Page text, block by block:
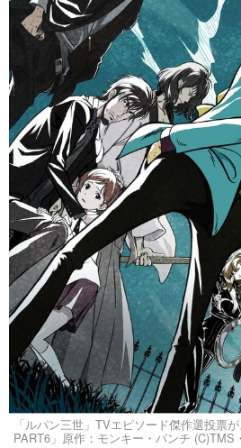
「ルパン三世」TVエピソード傑作選投票
PART6」原作：モンキー・パンチ (C)TMS